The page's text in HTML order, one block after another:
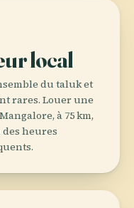
local
du taluk et
rares. Louer une
à 75 km,
heures